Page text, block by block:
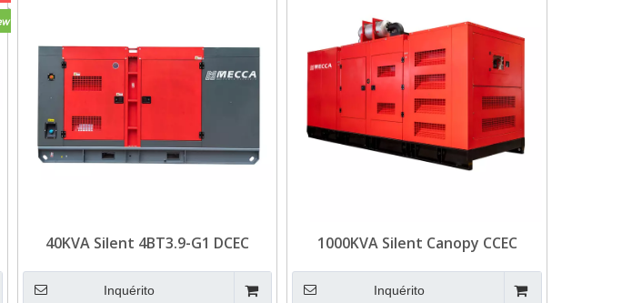
40KVA Silent 4BT3.9-G1 DCEC
Cummins Power Diesel Gerador
Inquérito
1000KVA Silent Canopy CCEC
Cummins Gerador diesel com o
Alternador Leroy Somer
Inquérito